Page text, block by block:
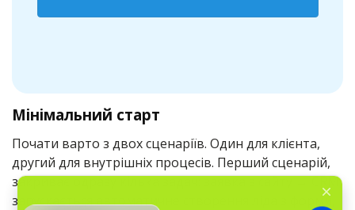
Мінімальний старт
Почати варто з двох сценаріїв. Один для клієнта,
другий для внутрішніх процесів. Перший сценарій,
закриває одразу кілька задач: заявка з сайту → CRM,
запускається автоматичне створення ліда з форми,